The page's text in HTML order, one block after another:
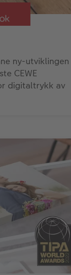
ny-utviklingen
CEWE
digitaltrykk av